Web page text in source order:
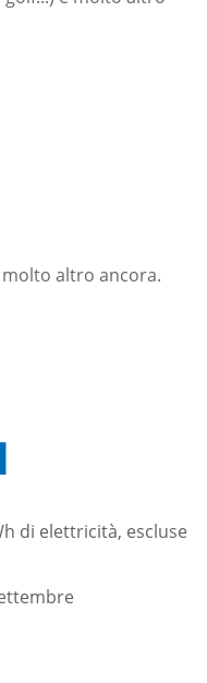
altro ancora.
di elettricità, escluse